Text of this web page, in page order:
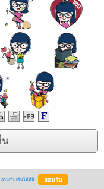
อ่านเพิ่มเติมได้ที่นี่